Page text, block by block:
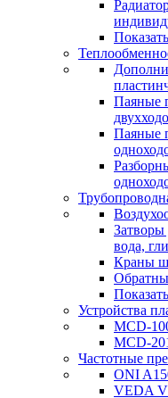
Паяные
Паяные
Затворы
вода,
Краны
Устройства
MCD-
MCD-
Частотные
ONI
VEDA